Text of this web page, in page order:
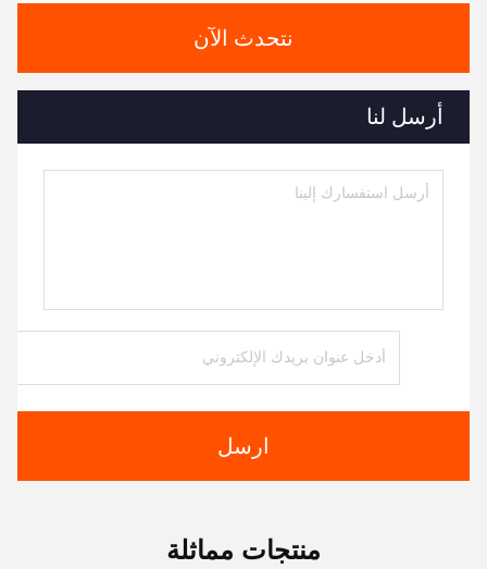
نتحدث الآن
أرسل لنا
ارسل
منتجات مماثلة